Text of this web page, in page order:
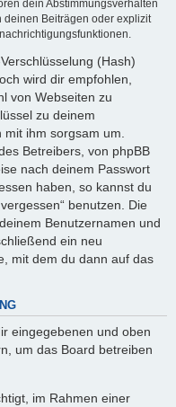
dein Abstimmungsverhalten
deinen Beiträgen oder explizit
(Hash)
wird dir empfohlen,
von Webseiten zu
zu deinem
ihm sorgsam um.
Betreibers, von phpBB
nach deinem Passwort
haben, so kannst du
benutzen. Die
Benutzernamen und
ein neu
mit dem du dann auf das
eingegebenen und oben
um das Board betreiben
im Rahmen einer